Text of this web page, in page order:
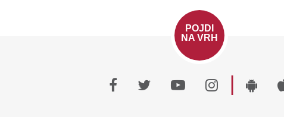
POJDI
NA VRH
|